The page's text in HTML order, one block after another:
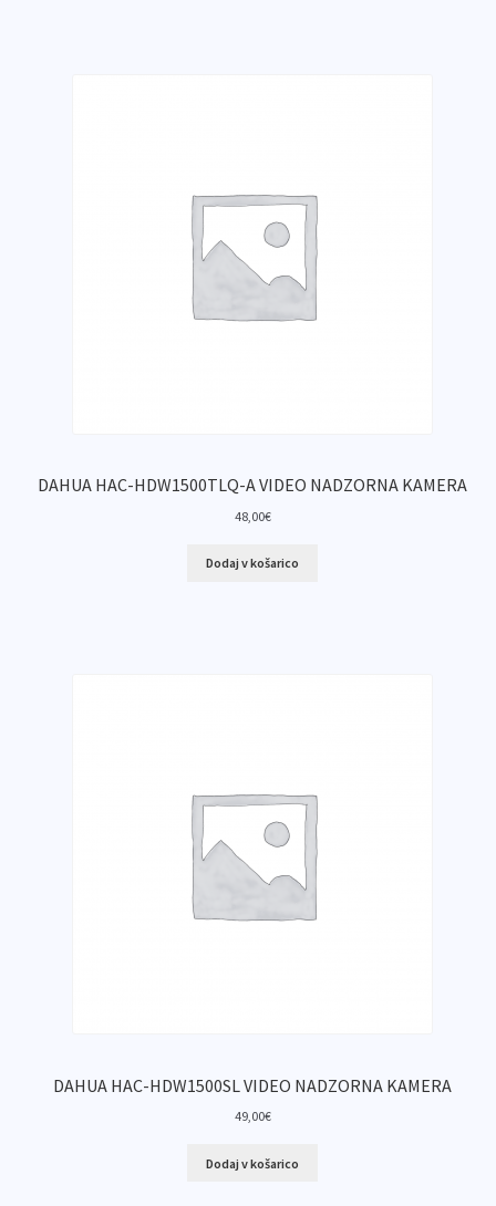
DAHUA HAC-HDW1500TLQ-A VIDEO NADZORNA KAMERA
48,00€
Dodaj v košarico
DAHUA HAC-HDW1500SL VIDEO NADZORNA KAMERA
49,00€
Dodaj v košarico